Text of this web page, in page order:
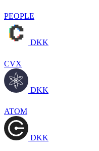
PEOPLE
DKK
CVX
DKK
ATOM
DKK